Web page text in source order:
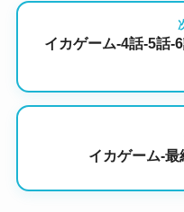
イカゲーム-4話-5話-
イカゲーム-最